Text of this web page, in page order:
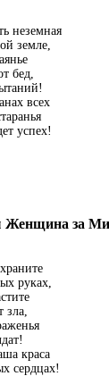
неземная
земле,
бед,
всех
успех!
Женщина за
руках,
зла,
краса
сердцах!